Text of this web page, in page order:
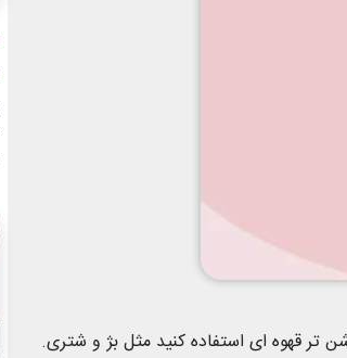
تر قهوه ای استفاده کنید مثل بژ و شتری.